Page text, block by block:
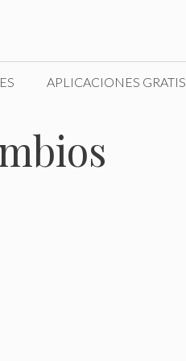
APLICACIONES GRATIS